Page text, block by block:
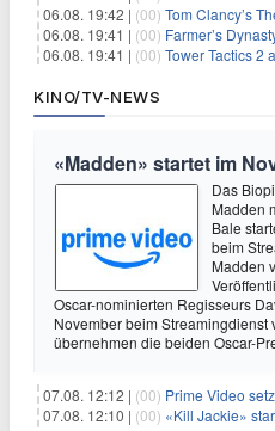
06.08. 19:42 | (00) Tom Clancy’s The
06.08. 19:41 | (00) Farmer’s
06.08. 19:41 | (00) Tower Tactics 2
KINO/TV-NEWS
«Madden» startet im
Das
Madden
Bale
beim
Madden
Oscar-nominierten Regisseurs
November beim
übernehmen die beiden Oscar-
07.08. 12:12 | (00) Prime Video
07.08. 12:10 | (00) «Kill Jackie»